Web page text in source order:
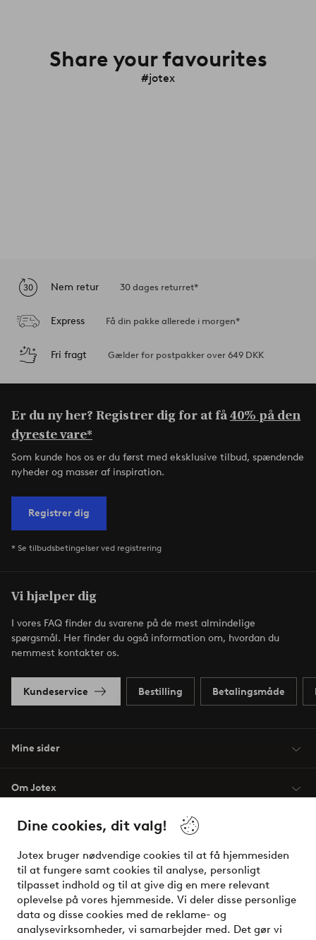
Dine cookies, dit valg!
Jotex bruger nødvendige cookies til at få hjemmesiden
til at fungere samt cookies til analyse, personligt
tilpasset indhold og til at give dig en mere relevant
oplevelse på vores hjemmeside. Vi deler disse personlige
data og disse cookies med de reklame- og
analysevirksomheder, vi samarbejder med. Det gør vi
Share your favourites
#jotex
Nem retur 30 dages returret*
Express Få din pakke allerede i morgen*
Fri fragt Gælder for postpakker over 649 DKK
Er du ny her? Registrer dig for at få40% på den
dyreste vare*
Som kunde hos os er du først med eksklusive tilbud, spændende
nyheder og masser af inspiration.
Registrer dig
* Se tilbudsbetingelser ved registrering
Vi hjælper dig
I vores FAQ finder du svarene på de mest almindelige
spørgsmål. Her finder du også information om, hvordan du
nemmest kontakter os.
Kundeservice Bestilling Betalingsmåde
Mine sider
Om Jotex
Vilkår
Venner
Sikre betalinger - betal nu eller del op